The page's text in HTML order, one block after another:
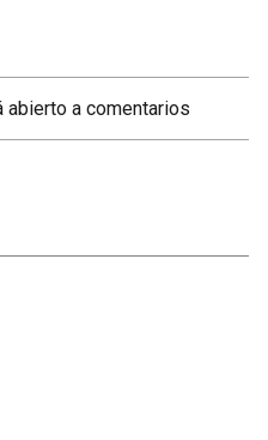
abierto a comentarios